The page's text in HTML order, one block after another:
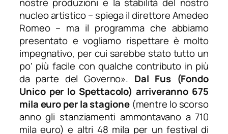
nucleo artistico– spiega il direttore Amedeo
Romeo – ma il programma che abbiamo
presentato e vogliamo rispettare è molto
impegnativo, per cui sarebbe stato tutto un
po’ più facile con qualche contributo in più
da parte del Governo». Dal Fus (Fondo
Unico per lo Spettacolo) arriveranno 675
mila euro per la stagione(mentre lo scorso
anno gli stanziamenti ammontavano a 710
mila euro) e altri 48 mila per un festival di